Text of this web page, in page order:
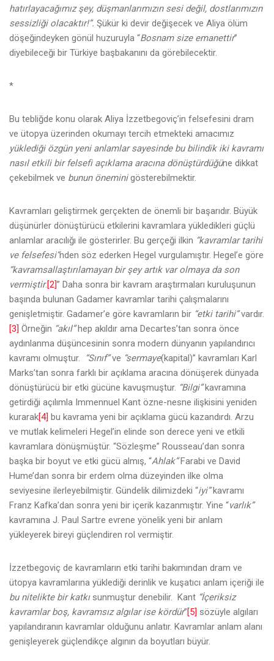
hatırlayacağımız şey, düşmanlarımızın sesi değil, dostlarımızın
sessizliği olacaktır!”. Şükür ki devir değişecek ve Aliya ölüm
döşeğindeyken gönül huzuruyla “Bosnam size emanettir”
diyebileceği bir Türkiye başbakanını da görebilecektir.
*
Bu tebliğde konu olarak Aliya İzzetbegoviç’in felsefesini dram
ve ütopya üzerinden okumayı tercih etmekteki amacımız
yüklediği özgün yeni anlamlar sayesinde bu bilindik iki kavramı
nasıl etkili bir felsefi açıklama aracına dönüştürdüğüne dikkat
çekebilmek ve bunun öneminigösterebilmektir.
Kavramları geliştirmek gerçekten de önemli bir başarıdır. Büyük
düşünürler dönüştürücü etkilerini kavramlara yükledikleri güçlü
anlamlar aracılığı ile gösterirler. Bu gerçeği ilkin “kavramlar tarihi
ve felsefesi”nden söz ederken Hegel vurgulamıştır. Hegel’e göre
“kavramsallaştırılamayan bir şey artık var olmaya da son
vermiştir.[2]” Daha sonra bir kavram araştırmaları kuruluşunun
başında bulunan Gadamer kavramlar tarihi çalışmalarını
genişletmiştir. Gadamer’e göre kavramların bir “etki tarihi”vardır.
[3] Örneğin “akıl”hep akıldır ama Decartes’tan sonra önce
aydınlanma düşüncesinin sonra modern dünyanın yapılandırıcı
kavramı olmuştur.
“Sınıf”ve “sermaye(kapital)” kavramları Karl
Marks’tan sonra farklı bir açıklama aracına dönüşerek dünyada
dönüştürücü bir etki gücüne kavuşmuştur. “Bilgi”kavramına
getirdiği açılımla Immennuel Kant özne-nesne ilişkisini yeniden
kurarak[4] bu kavrama yeni bir açıklama gücü kazandırdı. Arzu
ve mutlak kelimeleri Hegel’in elinde son derece yeni ve etkili
kavramlara dönüşmüştür. “Sözleşme” Rousseau’dan sonra
başka bir boyut ve etki gücü almış, “Ahlak”Farabi ve David
Hume’dan sonra bir erdem olma düzeyinden ilke olma
seviyesine ilerleyebilmiştir. Gündelik dilimizdeki “iyi”kavramı
Franz Kafka’dan sonra yeni bir içerik kazanmıştır. Yine “varlık”
kavramına J. Paul Sartre evrene yönelik yeni bir anlam
yükleyerek bireyi güçlendiren rol vermiştir.
İzzetbegoviç de kavramların etki tarihi bakımından dram ve
ütopya kavramlarına yüklediği derinlik ve kuşatıcı anlam içeriği ile
bu nitelikte bir katkısunmuştur denebilir. Kant “İçeriksiz
kavramlar boş, kavramsız algılar ise kördür”[5] sözüyle algıları
yapılandıranın kavramlar olduğunu anlatır. Kavramlar anlam alanı
genişleyerek güçlendikçe algının da boyutları büyür.